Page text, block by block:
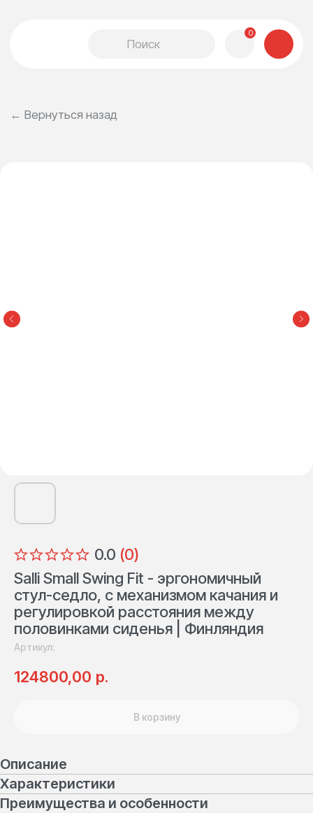
0.0 (0)
Salli Small Swing Fit - эргономичный
стул-седло, с механизмом качания и
регулировкой расстояния между
половинками сиденья | Финляндия
Артикул:
124800,00 р.
В корзину
Описание
Характеристики
Преимущества и особенности